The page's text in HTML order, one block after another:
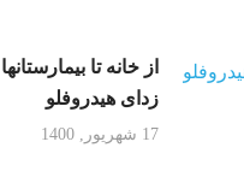
از خانه تا
زدای ھیدروفلو
17 شهریور, 1400